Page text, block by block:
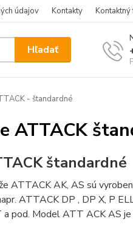
údajov Kontakty
Hľadať
- štandardné
ATTACK
štandardné
ATTACK AK, AS sú
ATTACK DP , DP X, P
pod. Model ATT ACK AS je